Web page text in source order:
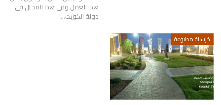
هذا العمل وفي هذا المجال في
دولة الكويت…
خرسانة مطبوعة